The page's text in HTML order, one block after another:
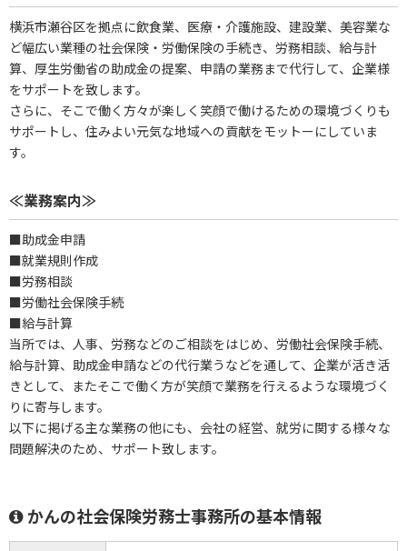
横浜市瀬谷区を拠点に飲食業、医療・介護施設、建設業、美容業な
ど幅広い業種の社会保険・労働保険の手続き、労務相談、給与計
算、厚生労働省の助成金の提案、申請の業務まで代行して、企業様
をサポートを致します。
さらに、そこで働く方々が楽しく笑顔で働けるための環境づくりも
サポートし、住みよい元気な地域への貢献をモットーにしていま
す。
≪業務案内≫
■助成金申請
■就業規則作成
■労務相談
■労働社会保険手続
■給与計算
当所では、人事、労務などのご相談をはじめ、労働社会保険手続、
給与計算、助成金申請などの代行業うなどを通して、企業が活き活
きとして、またそこで働く方が笑顔で業務を行えるような環境づく
りに寄与します。
以下に掲げる主な業務の他にも、会社の経営、就労に関する様々な
問題解決のため、サポート致します。
かんの社会保険労務士事務所の基本情報